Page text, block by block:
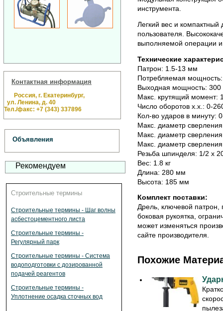
Контактная информация
Россия, г. Екатеринбург,
ул. Ленина, д. 40
Тел./факс: +7 (343) 337896
Объявления
Рекомендуем
Строительные термины
Строительные термины - Шаг волны
асбестоцементного листа
Строительные термины -
Регулярный парк
Строительные термины - Система
водоподготовки с дозированной
подачей реагентов
Строительные термины -
Уплотнение осадка сточных вод
инструмента.
Легкий вес и компактный
пользователя.
выполняемой операции и
Технические
Патрон: 1.5-13 мм
Потребляемая
Выходная мощность: 300
Макс. крутящий момент:
Число оборотов х.х.: 0-
Кол-во ударов в минуту:
Макс. диаметр
Макс. диаметр
Макс. диаметр
Резьба шпинделя: 1/2 x
Вес: 1.8 кг
Длина: 280 мм
Высота: 185 мм
Комплект поставки:
Дрель, ключевой патрон,
боковая рукоятка,
может изменяться
сайте производителя.
Похожие